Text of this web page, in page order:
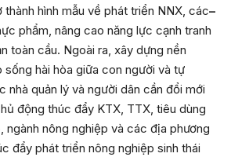
hình mẫu về phát triển NNX, các–
phẩm, nâng cao năng lực cạnh tranh
toàn cầu. Ngoài ra, xây dựng nền
sống hài hòa giữa con người và tự
nhà quản lý và người dân cần đổi mới
động thúc đẩy KTX, TTX, tiêu dùng
ngành nông nghiệp và các địa phương
đẩy phát triển nông nghiệp sinh thái